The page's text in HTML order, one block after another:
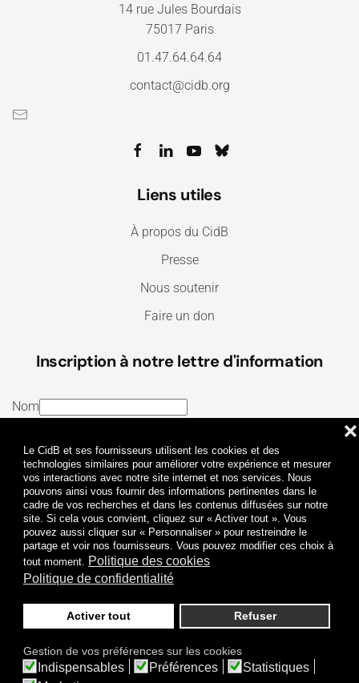
Le CidB et ses fournisseurs utilisent les cookies et des
technologies similaires pour améliorer votre expérience et mesurer
vos interactions avec notre site internet et nos services. Nous
pouvons ainsi vous fournir des informations pertinentes dans le
cadre de vos recherches et dans les contenus diffusées sur notre
site. Si cela vous convient, cliquez sur « Activer tout ». Vous
pouvez aussi cliquer sur « Personnaliser » pour restreindre le
partage et voir nos fournisseurs. Vous pouvez modifier ces choix à
tout moment. Politique des cookies
Politique de confidentialité
Activer tout Refuser
❌
Gestion de vos préférences sur les cookies
Indispensables Préférences
Statistiques
14 rue Jules Bourdais
75017 Paris
01.47.64.64.64
contact@cidb.org
Liens utiles
À propos du CidB
Presse
Nous soutenir
Faire un don
Inscription à notre lettre d'information
Nom
J’ai lu et j’accepte lesTermes et conditionset la
Politique de confidentialité
Je m'abonne
© 2009-2026 CidB. Tous droits réservés.